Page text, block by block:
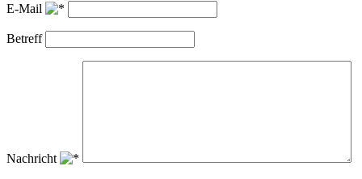
E-Mail
Betreff
Nachricht